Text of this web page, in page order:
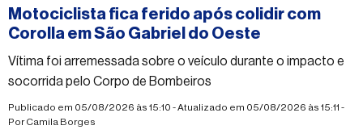
Motociclista fica ferido após colidir com
Corolla em São Gabriel do Oeste
Vítima foi arremessada sobre o veículo durante o impacto e
socorrida pelo Corpo de Bombeiros
Publicado em 05/08/2026 às 15:10 - Atualizado em 05/08/2026 às 15:11 -
PorCamila Borges